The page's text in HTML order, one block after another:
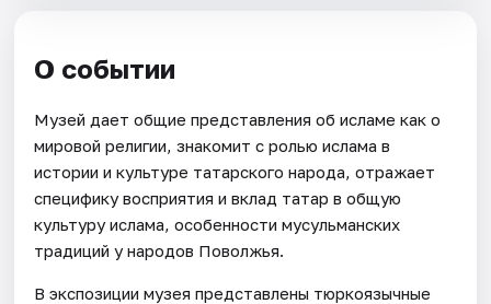
О событии
Музей дает общие представления об исламе как о
мировой религии, знакомит с ролью ислама в
истории и культуре татарского народа, отражает
специфику восприятия и вклад татар в общую
культуру ислама, особенности мусульманских
традиций у народов Поволжья.
В экспозиции музея представлены тюркоязычные